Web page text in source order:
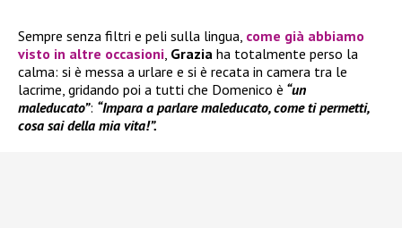
Sempre senza filtri e peli sulla lingua, come già abbiamo
visto in altre occasioni Grazia ha totalmente perso la
calma: si è messa a urlare e si è recata in camera tra le
lacrime, gridando poi a tutti che Domenico è “un
maleducato”: “Impara a parlare maleducato, come ti permetti,
cosa sai della mia vita!”.